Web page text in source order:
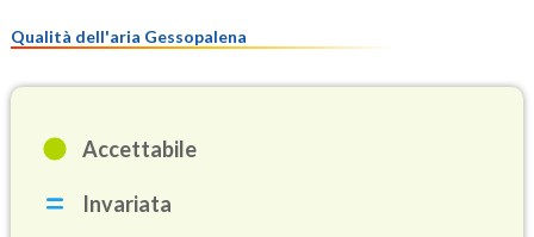
Qualità dell'aria Gessopalena
Accettabile
Invariata